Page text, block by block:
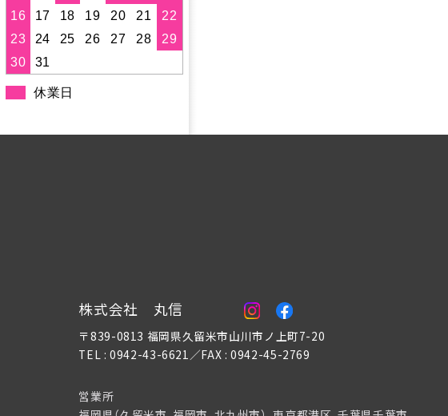
16
17 18 19 20 21
22
23
24 25 26 27 28
29
30
31
休業日
株式会社 丸信
〒839-0813 福岡県久留米市山川市ノ上町7-20
TEL : 0942-43-6621／FAX : 0942-45-2769
営業所